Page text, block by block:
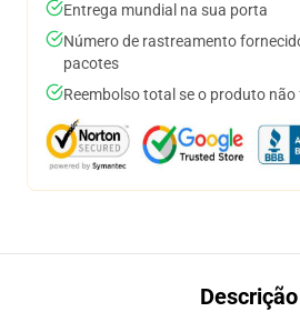
Entrega mundial na sua porta
Número de rastreamento
pacotes
Reembolso total se o produto
Descrição